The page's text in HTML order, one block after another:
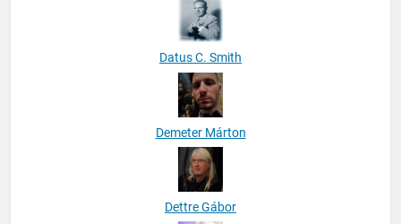
Datus C. Smith
Demeter Márton
Dettre Gábor